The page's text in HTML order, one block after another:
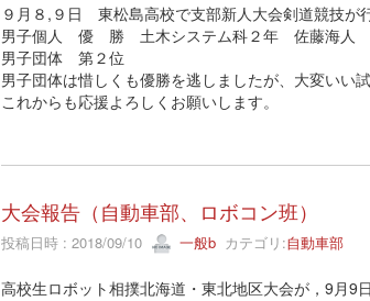
９月８,９日 東松島高校で支部新人大会剣道競技が
男子個人 優 勝 土木システム科２年 佐藤海人
男子団体 第２位
男子団体は惜しくも優勝を逃しましたが、大変いい試
これからも応援よろしくお願いします。
大会報告（自動車部、ロボコン班）
投稿日時 : 2018/09/10 一般bカテゴリ:自動車部
高校生ロボット相撲北海道・東北地区大会が，9月9